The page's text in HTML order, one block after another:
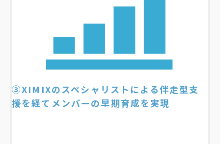
③XIMIXのスペシャリストによる伴走型支
援を経てメンバーの早期育成を実現